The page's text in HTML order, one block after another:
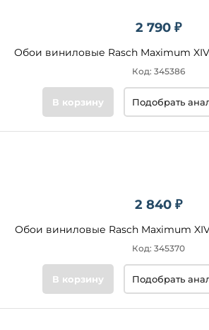
2 790 ₽
Обои виниловые Rasch Maximum XIV
Код: 345386
В корзину Подобрать
2 840 ₽
Обои виниловые Rasch Maximum XIV
Код: 345370
В корзину Подобрать